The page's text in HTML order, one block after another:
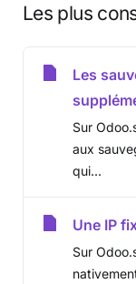
Les plus
Les
Sur
aux
qui...
Une IP
Sur